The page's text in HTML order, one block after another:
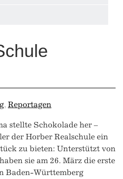
, Reportagen
stellte Schokolade her –
der Horber Realschule ein
zu bieten: Unterstützt von
sie am 26. März die erste
Baden-Württemberg